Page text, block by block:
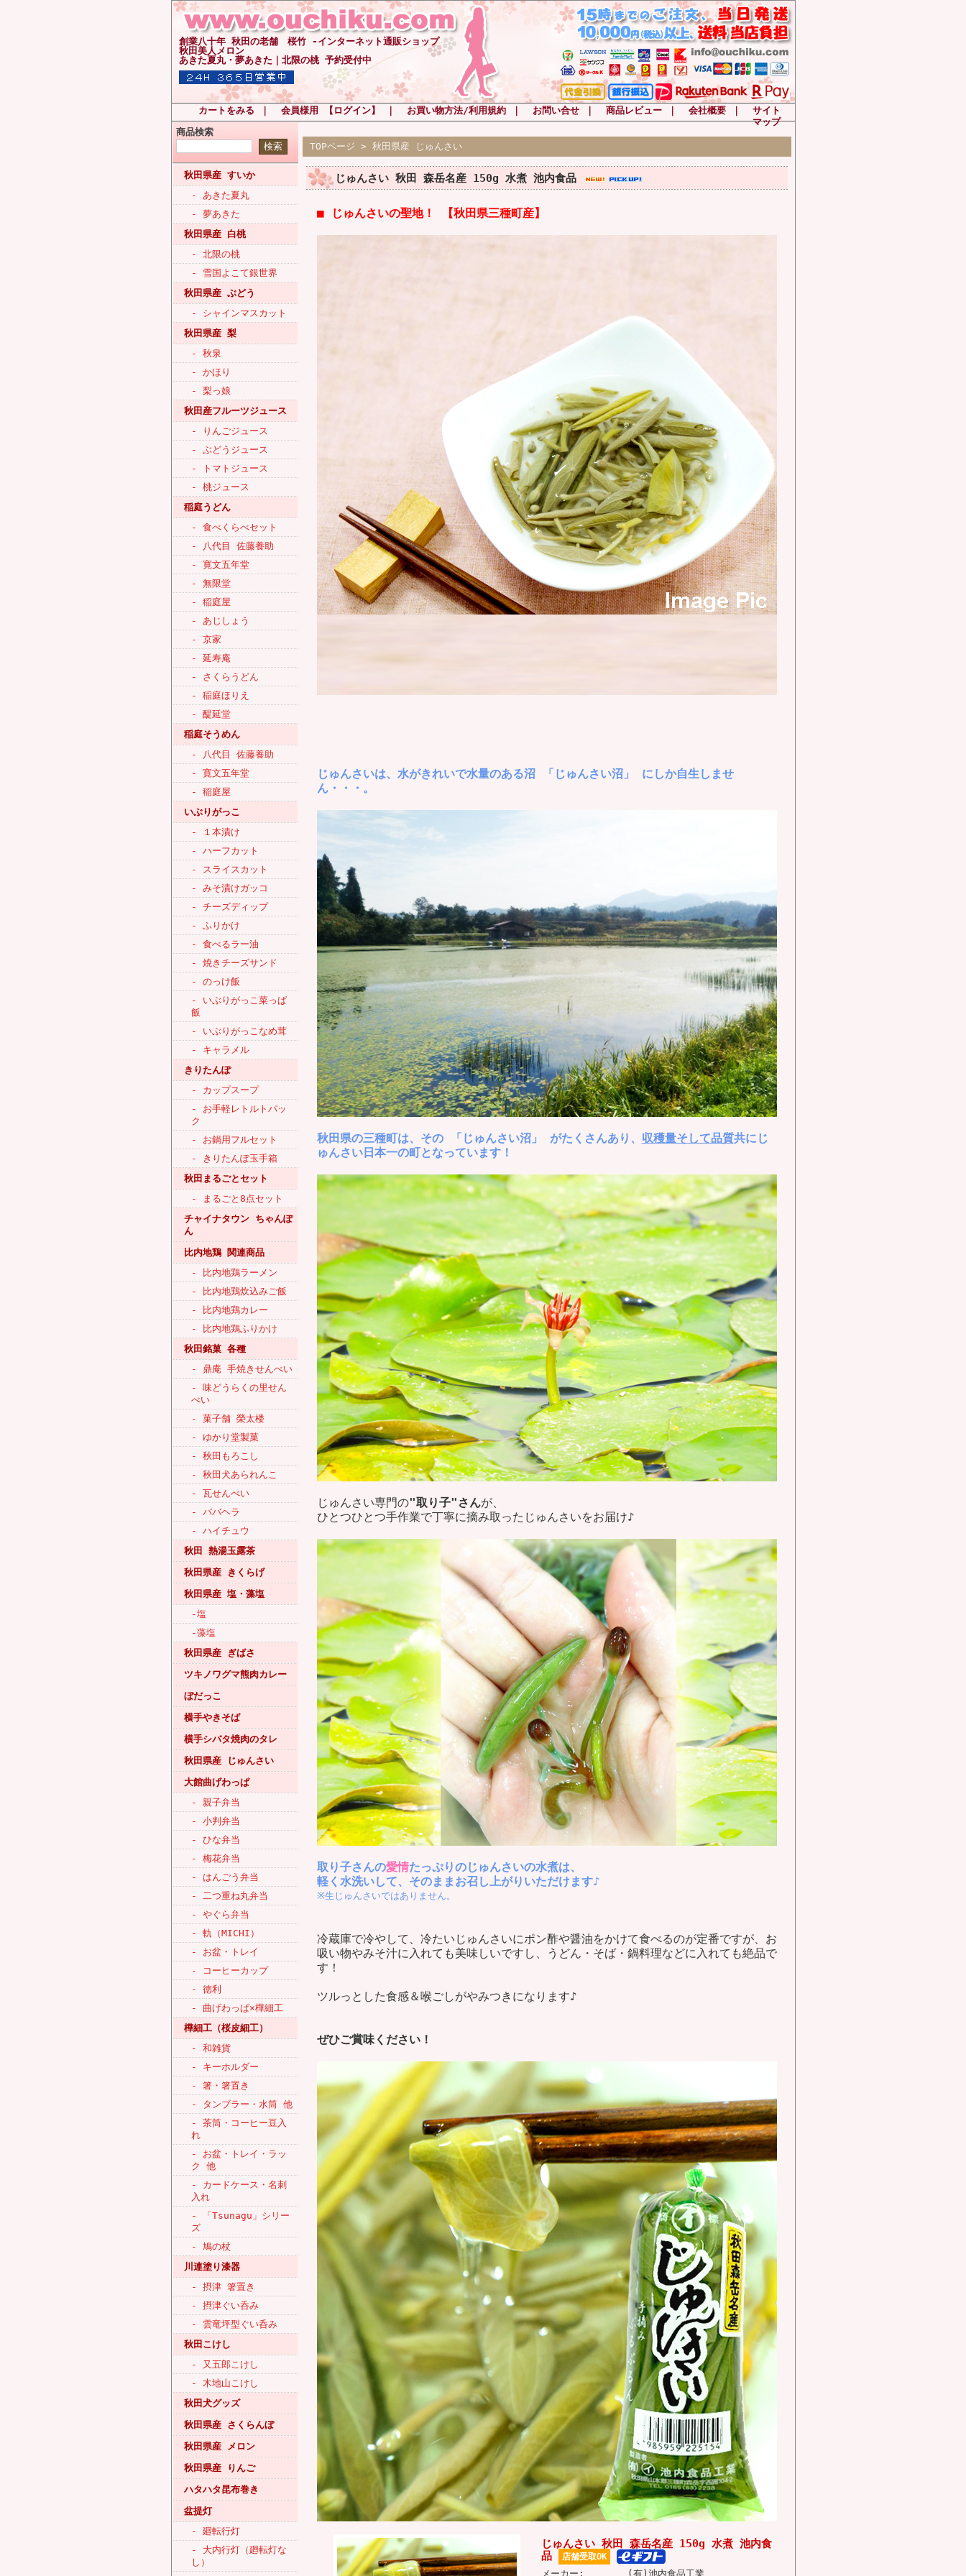
創業八十年 秋田の老舗 桜竹 -インターネット通販ショップ
秋田美人メロン
あきた夏丸・夢あきた｜北限の桃 予約受付中
カートをみる 会員様用 【ログイン】 お買い物方法/利用規約｜ お問い合せ｜ 商品レビュー｜ 会社概要｜
サイト
マップ
商品検索
秋田県産 すいか
- あきた夏丸
- 夢あきた
秋田県産 白桃
- 北限の桃
- 雪国よこて銀世界
秋田県産 ぶどう
- シャインマスカット
秋田県産 梨
- 秋泉
- かほり
- 梨っ娘
秋田産フルーツジュース
- りんごジュース
- ぶどうジュース
- トマトジュース
- 桃ジュース
稲庭うどん
- 食べくらべセット
- 八代目 佐藤養助
- 寛文五年堂
- 無限堂
- 稲庭屋
- あじしょう
- 京家
- 延寿庵
- さくらうどん
- 稲庭ほりえ
- 醍延堂
稲庭そうめん
- 八代目 佐藤養助
- 寛文五年堂
- 稲庭屋
いぶりがっこ
- １本漬け
- ハーフカット
- スライスカット
- みそ漬けガッコ
- チーズディップ
- ふりかけ
- 食べるラー油
- 焼きチーズサンド
- のっけ飯
- いぶりがっこ菜っぱ
飯
- いぶりがっこなめ茸
- キャラメル
きりたんぽ
- カップスープ
- お手軽レトルトパッ
ク
- お鍋用フルセット
- きりたんぽ玉手箱
秋田まるごとセット
- まるごと8点セット
チャイナタウン ちゃんぽ
ん
比内地鶏 関連商品
- 比内地鶏ラーメン
- 比内地鶏炊込みご飯
- 比内地鶏カレー
- 比内地鶏ふりかけ
秋田銘菓 各種
- 鼎庵 手焼きせんべい
- 味どうらくの里せん
べい
- 菓子舗 榮太楼
- ゆかり堂製菓
- 秋田もろこし
- 秋田犬あられんこ
- 瓦せんべい
- ババヘラ
- ハイチュウ
秋田 熱湯玉露茶
秋田県産 きくらげ
秋田県産 塩・藻塩
-塩
-藻塩
秋田県産 ぎばさ
ツキノワグマ熊肉カレー
ぼだっこ
横手やきそば
横手シバタ焼肉のタレ
秋田県産 じゅんさい
大館曲げわっぱ
- 親子弁当
- 小判弁当
- ひな弁当
- 梅花弁当
- はんごう弁当
- 二つ重ね丸弁当
- やぐら弁当
- 軌（MICHI）
- お盆・トレイ
- コーヒーカップ
- 徳利
- 曲げわっぱ×樺細工
樺細工（桜皮細工）
- 和雑貨
- キーホルダー
- 箸・箸置き
- タンブラー・水筒 他
- 茶筒・コーヒー豆入
れ
- お盆・トレイ・ラッ
ク 他
- カードケース・名刺
入れ
- 「Tsunagu」シリー
ズ
- 鳩の杖
川連塗り漆器
- 摂津 箸置き
- 摂津ぐい呑み
- 雲竜坪型ぐい呑み
秋田こけし
- 又五郎こけし
- 木地山こけし
秋田犬グッズ
秋田県産 さくらんぼ
秋田県産 メロン
秋田県産 りんご
ハタハタ昆布巻き
盆提灯
- 廻転行灯
- 大内行灯（廻転灯な
し）
TOPページ > 秋田県産 じゅんさい
じゅんさい 秋田 森岳名産 150g 水煮 池内食品
■ じゅんさいの聖地！ 【秋田県三種町産】
じゅんさいは、水がきれいで水量のある沼 「じゅんさい沼」 にしか自生しませ
ん・・・。
秋田県の三種町は、その 「じゅんさい沼」 がたくさんあり、 収穫量そして品質共にじ
ゅんさい日本一の町となっています！
じゅんさい専門の"取り子"さんが、
ひとつひとつ手作業で丁寧に摘み取ったじゅんさいをお届け♪
取り子さんの愛情たっぷりのじゅんさいの水煮は、
軽く水洗いして、そのままお召し上がりいただけます♪
※生じゅんさいではありません。
冷蔵庫で冷やして、冷たいじゅんさいにポン酢や醤油をかけて食べるのが定番ですが、お
吸い物やみそ汁に入れても美味しいですし、うどん・そば・鍋料理などに入れても絶品で
す！
ツルっとした食感＆喉ごしがやみつきになります♪
ぜひご賞味ください！
じゅんさい 秋田 森岳名産 150g 水煮 池内食
品
店舗受取OK
メーカー: (有)池内食品工業